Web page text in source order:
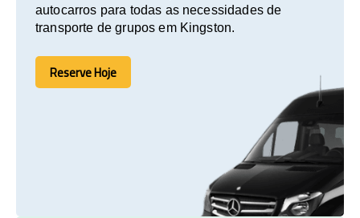
autocarros para todas as necessidades de
transporte de grupos em Kingston.
Reserve Hoje
Reserve Hoje